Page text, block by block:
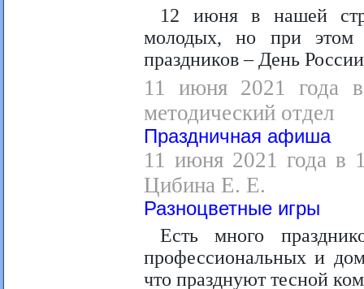
12 июня в нашей
молодых, но при этом
праздников – День
11 июня 2021 года в
методический отдел
Праздничная афиша
11 июня 2021 года в
Цибина Е. Е.
Разноцветные игры
Есть много
профессиональных и
что празднуют тесной